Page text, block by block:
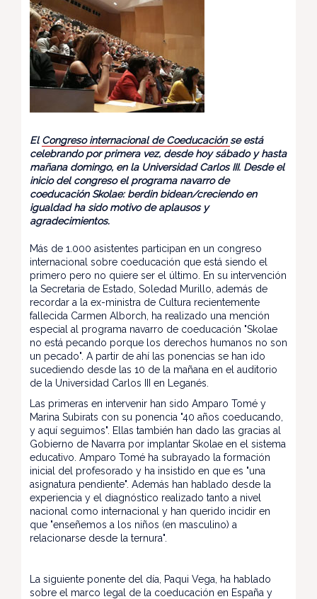
ElCongreso internacional de Coeducaciónse está
celebrando por primera vez, desde hoy sábado y hasta
mañana domingo, en la Universidad Carlos III. Desde el
inicio del congreso el programa navarro de
coeducación Skolae: berdin bidean/creciendo en
igualdad ha sido motivo de aplausos y
agradecimientos.
Más de 1.000 asistentes participan en un congreso
internacional sobre coeducación que está siendo el
primero pero no quiere ser el último. En su intervención
la Secretaria de Estado, Soledad Murillo, además de
recordar a la ex-ministra de Cultura recientemente
fallecida Carmen Alborch, ha realizado una mención
especial al programa navarro de coeducación "Skolae
no está pecando porque los derechos humanos no son
un pecado". A partir de ahí las ponencias se han ido
sucediendo desde las 10 de la mañana en el auditorio
de la Universidad Carlos III en Leganés.
Las primeras en intervenir han sido Amparo Tomé y
Marina Subirats con su ponencia "40 años coeducando,
y aquí seguimos". Ellas también han dado las gracias al
Gobierno de Navarra por implantar Skolae en el sistema
educativo. Amparo Tomé ha subrayado la formación
inicial del profesorado y ha insistido en que es "una
asignatura pendiente". Además han hablado desde la
experiencia y el diagnóstico realizado tanto a nivel
nacional como internacional y han querido incidir en
que "enseñemos a los niños (en masculino) a
relacionarse desde la ternura".
La siguiente ponente del día, Paqui Vega, ha hablado
sobre el marco legal de la coeducación en España y